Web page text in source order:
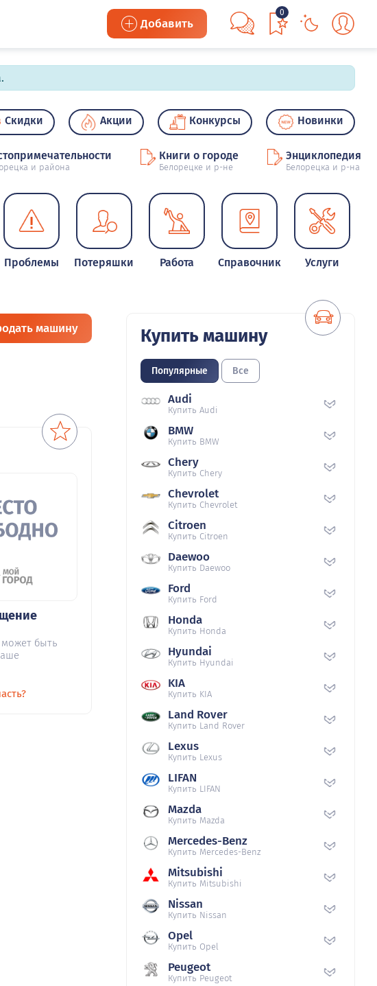
Добавить
0
Скидки Акции Конкурсы Новинки
и района
Книги о городе
Белорецке и р-не
Энциклопедия
Белорецка и р-на
Проблемы Потеряшки Работа Справочник Услуги
машину
быть
Купить машину
Популярные Все
Audi
Купить Audi
BMW
Купить BMW
Chery
Купить Chery
Chevrolet
Купить Chevrolet
Citroen
Купить Citroen
Daewoo
Купить Daewoo
Ford
Купить Ford
Honda
Купить Honda
Hyundai
Купить Hyundai
KIA
Купить KIA
Land Rover
Купить Land Rover
Lexus
Купить Lexus
LIFAN
Купить LIFAN
Mazda
Купить Mazda
Mercedes-Benz
Купить Mercedes-Benz
Mitsubishi
Купить Mitsubishi
Nissan
Купить Nissan
Opel
Купить Opel
Peugeot
Купить Peugeot